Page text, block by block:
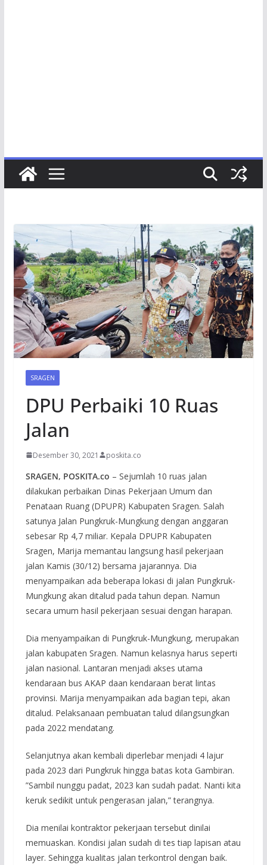
SRAGEN
DPU Perbaiki 10 Ruas
Jalan
Desember 30, 2021 poskita.co
SRAGEN, POSKITA.co – Sejumlah 10 ruas jalan
dilakukan perbaikan Dinas Pekerjaan Umum dan
Penataan Ruang (DPUPR) Kabupaten Sragen. Salah
satunya Jalan Pungkruk-Mungkung dengan anggaran
sebesar Rp 4,7 miliar. Kepala DPUPR Kabupaten
Sragen, Marija memantau langsung hasil pekerjaan
jalan Kamis (30/12) bersama jajarannya. Dia
menyampaikan ada beberapa lokasi di jalan Pungkruk-
Mungkung akan ditalud pada tahun depan. Namun
secara umum hasil pekerjaan sesuai dengan harapan.
Dia menyampaikan di Pungkruk-Mungkung, merupakan
jalan kabupaten Sragen. Namun kelasnya harus seperti
jalan nasional. Lantaran menjadi akses utama
kendaraan bus AKAP daan kendaraan berat lintas
provinsi. Marija menyampaikan ada bagian tepi, akan
ditalud. Pelaksanaan pembuatan talud dilangsungkan
pada 2022 mendatang.
Selanjutnya akan kembali diperlebar menjadi 4 lajur
pada 2023 dari Pungkruk hingga batas kota Gambiran.
”Sambil nunggu padat, 2023 kan sudah padat. Nanti kita
keruk sedikit untuk pengerasan jalan,” terangnya.
Dia menilai kontraktor pekerjaan tersebut dinilai
memuaskan. Kondisi jalan sudah di tes tiap lapisan atau
layer. Sehingga kualitas jalan terkontrol dengan baik.